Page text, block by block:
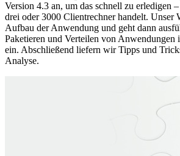
Version 4.3 an, um das schnell zu erledigen
drei oder 3000 Clientrechner handelt. Unser
Aufbau der Anwendung und geht dann
Paketieren und Verteilen von Anwendungen
ein. Abschließend liefern wir Tipps und
Analyse.